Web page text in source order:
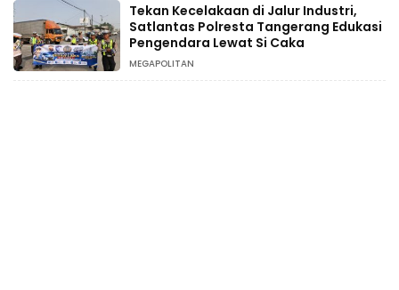
Tekan Kecelakaan di Jalur Industri,
Satlantas Polresta Tangerang Edukasi
Pengendara Lewat Si Caka
MEGAPOLITAN